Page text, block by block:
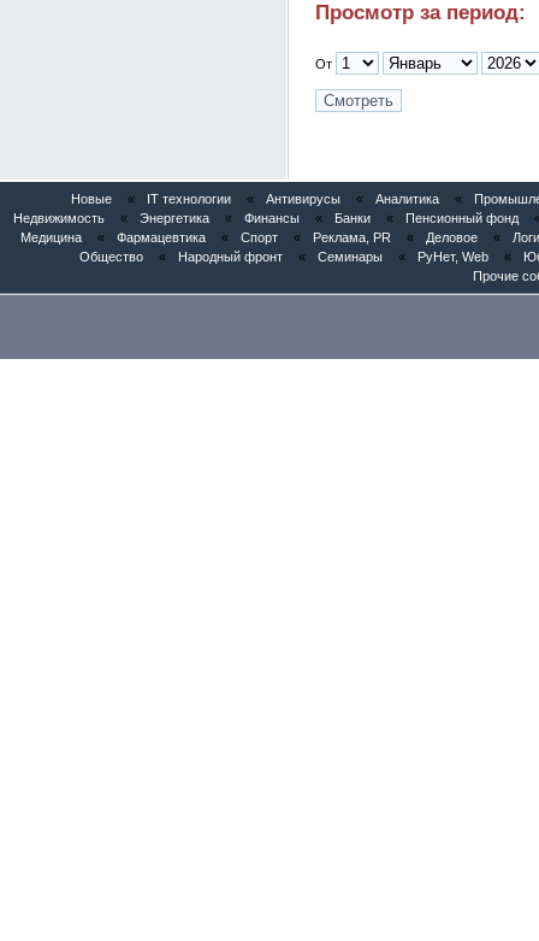
Просмотр за период:
От
Новые « IT технологии « Антивирусы « Аналитика «
Недвижимость
« Энергетика « Финансы « Банки « Пенсионный фонд
Медицина
« Фармацевтика « Спорт « Реклама, PR « Деловое «
Общество
« Народный фронт « Семинары « РуНет, Web «
Прочие